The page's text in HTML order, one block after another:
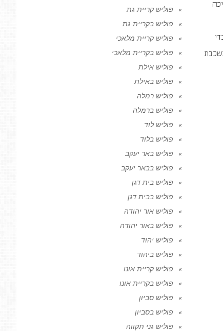
כדי
פוליש קריית גת
פוליש בקריית גת
פוליש קריית מלאכי
פוליש בקריית מלאכי
פוליש אילת
פוליש באילת
פוליש רמלה
פוליש ברמלה
פוליש לוד
פוליש בלוד
פוליש באר יעקב
פוליש בבאר יעקב
פוליש בית דגן
פוליש בבית דגן
פוליש אור יהודה
פוליש באור יהודה
פוליש יהוד
פוליש ביהוד
פוליש קריית אונו
פוליש בקריית אונו
פוליש סביון
פוליש בסביון
פוליש גני תקווה